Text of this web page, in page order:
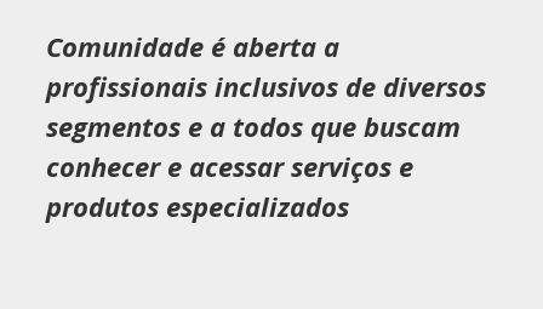
Comunidade é aberta a
profissionais inclusivos de diversos
segmentos e a todos que buscam
conhecer e acessar serviços e
produtos especializados